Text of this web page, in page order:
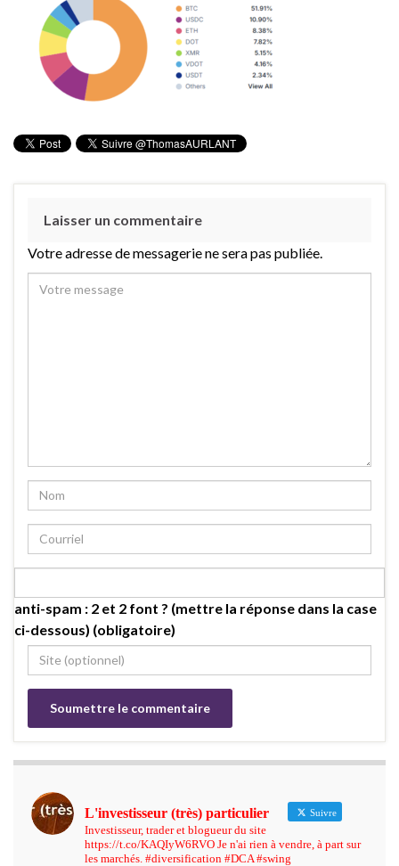
Laisser un commentaire
Votre adresse de messagerie ne sera pas publiée.
anti-spam : 2 et 2 font ? (mettre la réponse dans la case
ci-dessous) (obligatoire)
L'investisseur (très) particulier Suivre
Investisseur, trader et blogueur du site
https://t.co/KAQIyW6RVO Je n'ai rien à vendre, à part sur
les marchés. #diversification #DCA #swing